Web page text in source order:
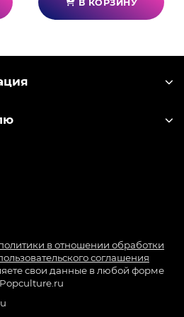
В КОРЗИНУ
в отношении обработки
соглашения
свои данные в любой форме